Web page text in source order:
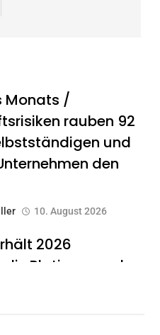
Monats /
rauben 92
und
den
10. August 2026
2026
Platinum und